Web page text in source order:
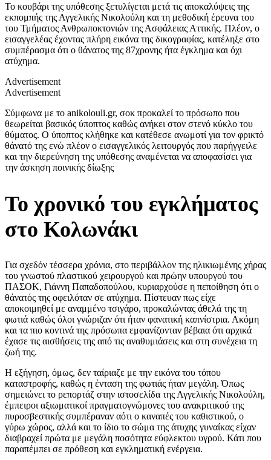
Το κουβάρι της υπόθεσης ξετυλίγεται μετά τις αποκαλύψεις της
εκπομπής της Αγγελικής Νικολούλη και τη μεθοδική έρευνα του
του Τμήματος Ανθρωποκτονιών της Ασφάλειας Αττικής. Πλέον, ο
εισαγγελέας έχοντας πλήρη εικόνα της δικογραφίας, κατέληξε στο
συμπέρασμα ότι ο θάνατος της 87χρονης ήτα έγκλημα και όχι
ατύχημα.
Advertisement
Advertisement
Σύμφωνα με το anikolouli.gr, σοκ προκαλεί το πρόσωπο που
θεωρείται βασικός ύποπτος καθώς ανήκει στον στενό κύκλο του
θύματος. Ο ύποπτος κλήθηκε και κατέθεσε ανωμοτί για τον φρικτό
θάνατό της ενώ πλέον ο εισαγγελικός λειτουργός που παρήγγειλε
και την διερεύνηση της υπόθεσης αναμένεται να αποφασίσει για
την άσκηση ποινικής δίωξης
Το χρονικό του εγκλήματος
στο Κολωνάκι
Για σχεδόν τέσσερα χρόνια, στο περιβάλλον της ηλικιωμένης χήρας
του γνωστού πλαστικού χειρουργού και πρώην υπουργού του
ΠΑΣΟΚ, Γιάννη Παπαδοπούλου, κυριαρχούσε η πεποίθηση ότι ο
θάνατός της οφειλόταν σε ατύχημα. Πίστευαν πως είχε
αποκοιμηθεί με αναμμένο τσιγάρο, προκαλώντας άθελά της τη
φωτιά καθώς όλοι γνώριζαν ότι ήταν φανατική καπνίστρια. Ακόμη
και τα πιο κοντινά της πρόσωπα εμφανίζονταν βέβαια ότι αρχικά
έχασε τις αισθήσεις της από τις αναθυμιάσεις και στη συνέχεια τη
ζωή της.
Η εξήγηση, όμως, δεν ταίριαζε με την εικόνα του τόπου
καταστροφής, καθώς η ένταση της φωτιάς ήταν μεγάλη. Όπως
σημειώνει το ρεπορτάζ στην ιστοσελίδα της Αγγελικής Νικολούλη,
έμπειροι αξιωματικοί πραγματογνώμονες του ανακριτικού της
πυροσβεστικής συμπέραναν αότι ο καναπές του καθιστικού, ο
γύρω χώρος, αλλά και το ίδιο το σώμα της άτυχης γυναίκας είχαν
διαβραχεί πρώτα με μεγάλη ποσότητα εύφλεκτου υγρού. Κάτι που
παραπέμπει σε πρόθεση και εγκληματική ενέργεια.